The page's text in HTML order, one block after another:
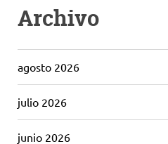
Archivo
agosto 2026
julio 2026
junio 2026